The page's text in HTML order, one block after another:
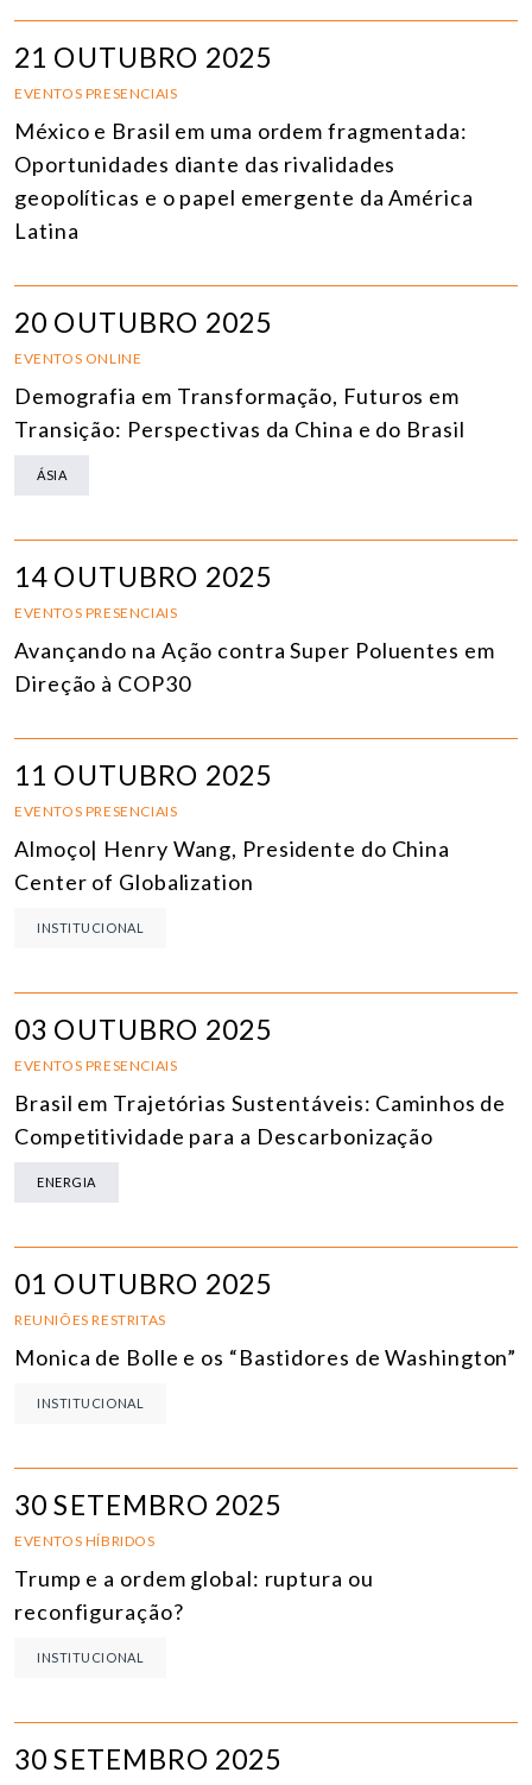
21 OUTUBRO 2025
EVENTOS PRESENCIAIS
México e Brasil em uma ordem fragmentada:
Oportunidades diante das rivalidades
geopolíticas e o papel emergente da América
Latina
20 OUTUBRO 2025
EVENTOS ONLINE
Demografia em Transformação, Futuros em
Transição: Perspectivas da China e do Brasil
ÁSIA
14 OUTUBRO 2025
EVENTOS PRESENCIAIS
Avançando na Ação contra Super Poluentes em
Direção à COP30
11 OUTUBRO 2025
EVENTOS PRESENCIAIS
Almoço| Henry Wang, Presidente do China
Center of Globalization
INSTITUCIONAL
03 OUTUBRO 2025
EVENTOS PRESENCIAIS
Brasil em Trajetórias Sustentáveis: Caminhos de
Competitividade para a Descarbonização
ENERGIA
01 OUTUBRO 2025
REUNIÕES RESTRITAS
Monica de Bolle e os “Bastidores de Washington”
INSTITUCIONAL
30 SETEMBRO 2025
EVENTOS HÍBRIDOS
Trump e a ordem global: ruptura ou
reconfiguração?
INSTITUCIONAL
30 SETEMBRO 2025